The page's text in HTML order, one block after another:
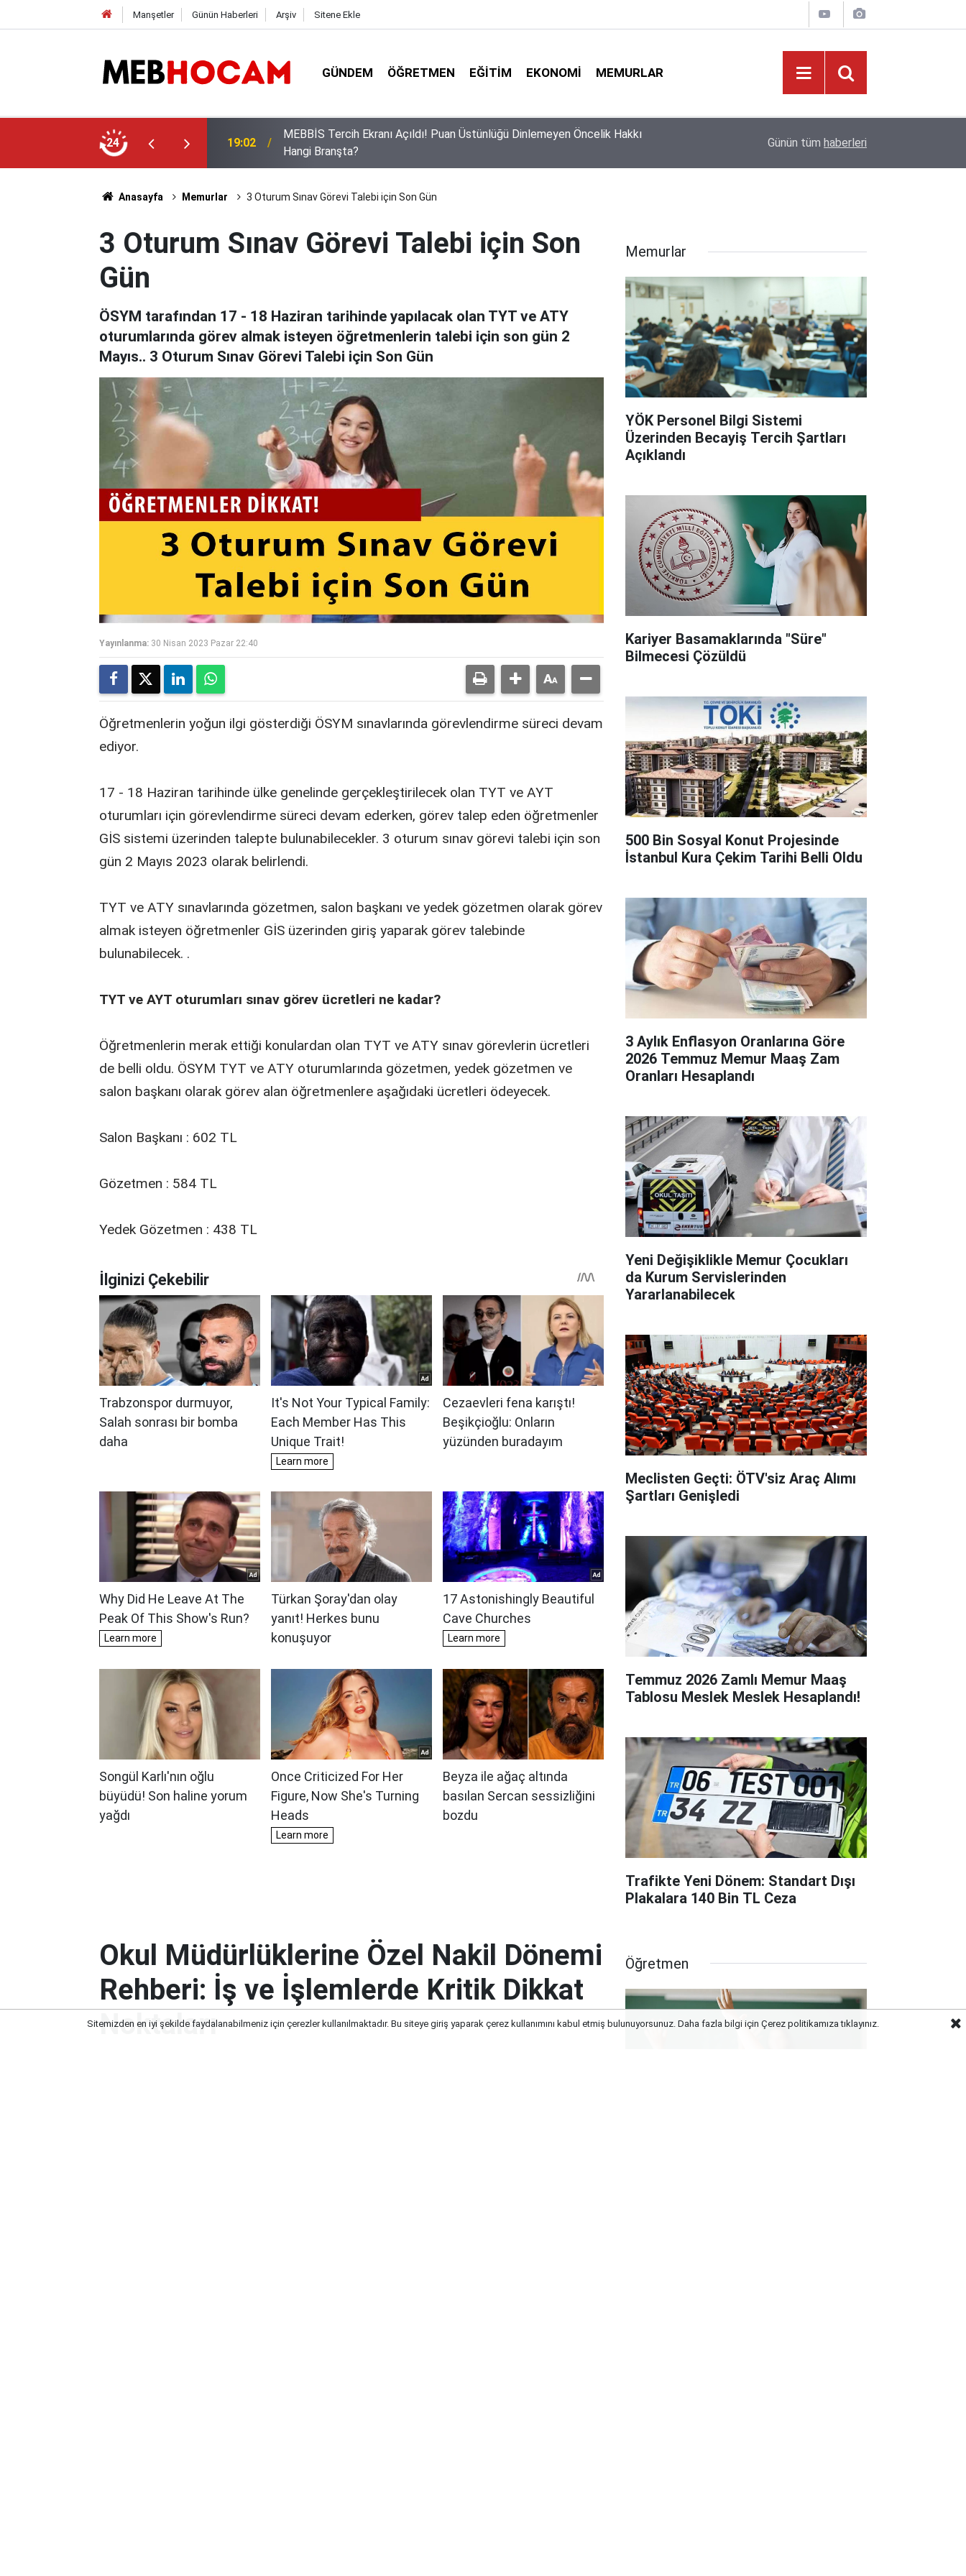
Manşetler Günün Haberleri Arşiv Sitene Ekle
GÜNDEM ÖĞRETMEN EĞITIM EKONOMI MEMURLAR
24
Üstünlüğü Dinlemeyen Öncelik Hakkı
12:02
Öğrencilerin Gözü Bu Takvimde! 2026-2027 Eğitim Yılında Kaç Gün Tatil
Yapılacak?
Kararında!
Günün tüm haberleri
Anasayfa Memurlar 3 Oturum Sınav Görevi Talebi için Son Gün
3 Oturum Sınav Görevi Talebi için Son
Gün
ÖSYM tarafından 17 - 18 Haziran tarihinde yapılacak olan TYT ve ATY
oturumlarında görev almak isteyen öğretmenlerin talebi için son gün 2
Mayıs.. 3 Oturum Sınav Görevi Talebi için Son Gün
Yayınlanma: 30 Nisan 2023 Pazar 22:40
Öğretmenlerin yoğun ilgi gösterdiği ÖSYM sınavlarında görevlendirme süreci devam
ediyor.
17 - 18 Haziran tarihinde ülke genelinde gerçekleştirilecek olan TYT ve AYT
oturumları için görevlendirme süreci devam ederken, görev talep eden öğretmenler
GİS sistemi üzerinden talepte bulunabilecekler. 3 oturum sınav görevi talebi için son
gün 2 Mayıs 2023 olarak belirlendi.
TYT ve ATY sınavlarında gözetmen, salon başkanı ve yedek gözetmen olarak görev
almak isteyen öğretmenler GİS üzerinden giriş yaparak görev talebinde
bulunabilecek. .
TYT ve AYT oturumları sınav görev ücretleri ne kadar?
Öğretmenlerin merak ettiği konulardan olan TYT ve ATY sınav görevlerin ücretleri
de belli oldu. ÖSYM TYT ve ATY oturumlarında gözetmen, yedek gözetmen ve
salon başkanı olarak görev alan öğretmenlere aşağıdaki ücretleri ödeyecek.
Salon Başkanı : 602 TL
Gözetmen : 584 TL
Yedek Gözetmen : 438 TL
Memurlar
YÖK Personel Bilgi Sistemi
Üzerinden Becayiş Tercih Şartları
Açıklandı
Kariyer Basamaklarında "Süre"
Bilmecesi Çözüldü
500 Bin Sosyal Konut Projesinde
İstanbul Kura Çekim Tarihi Belli Oldu
3 Aylık Enflasyon Oranlarına Göre
2026 Temmuz Memur Maaş Zam
Oranları Hesaplandı
Yeni Değişiklikle Memur Çocukları
da Kurum Servislerinden
Yararlanabilecek
Meclisten Geçti: ÖTV'siz Araç Alımı
Şartları Genişledi
Temmuz 2026 Zamlı Memur Maaş
Tablosu Meslek Meslek Hesaplandı!
Trafikte Yeni Dönem: Standart Dışı
Plakalara 140 Bin TL Ceza
Okul Müdürlüklerine Özel Nakil Dönemi
Rehberi: İş ve İşlemlerde Kritik Dikkat
Noktaları
Öğretmen
Sitemizden en iyi şekilde faydalanabilmeniz için çerezler kullanılmaktadır. Bu siteye giriş yaparak çerez kullanımını kabul etmiş bulunuyorsunuz. Daha fazla bilgi için Çerez politikamızatıklayınız.